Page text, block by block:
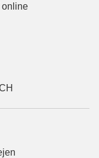
online